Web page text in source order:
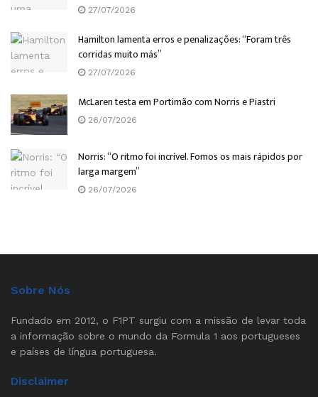
27/07/2026
Hamilton lamenta erros e penalizações: “Foram três
corridas muito más”
27/07/2026
McLaren testa em Portimão com Norris e Piastri
26/07/2026
Norris: “O ritmo foi incrível. Fomos os mais rápidos por
larga margem”
26/07/2026
Sobre Nós
Fundado em 2012, o F1PT surgiu com a missão de levar toda
a informação sobre o mundo da Formula 1 aos portugueses
e países de língua portuguesa.
Disclaimer